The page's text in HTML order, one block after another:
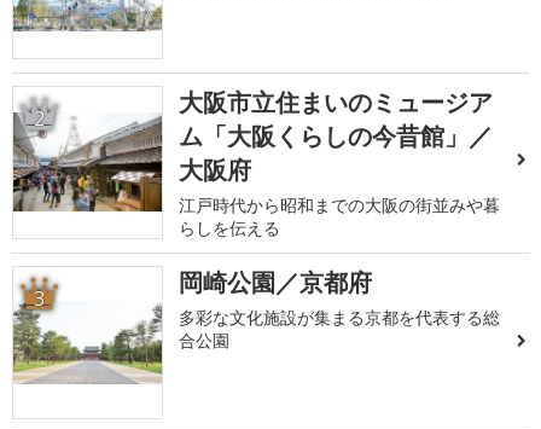
2
大阪市立住まいのミュージア
ム「大阪くらしの今昔館」／
大阪府
江戸時代から昭和までの大阪の街並みや暮
らしを伝える
3 岡崎公園／京都府
多彩な文化施設が集まる京都を代表する総
合公園